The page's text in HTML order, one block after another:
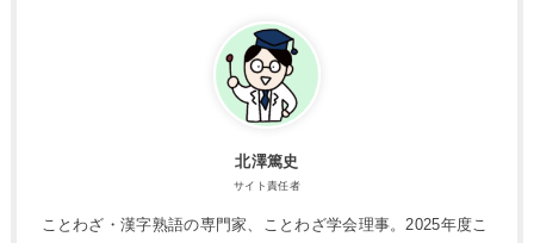
北澤篤史
サイト責任者
ことわざ・漢字熟語の専門家、ことわざ学会理事。2025年度こ